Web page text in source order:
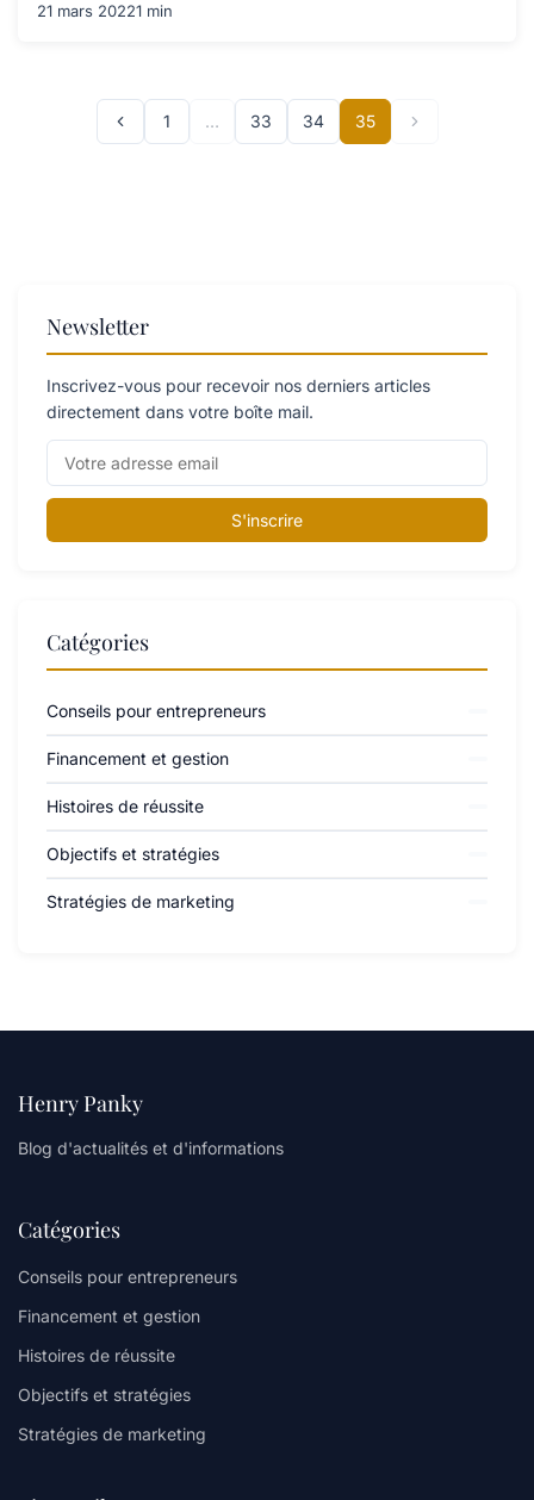
21 mars 20221 min
1 … 33 34 35
Newsletter
Inscrivez-vous pour recevoir nos derniers articles
directement dans votre boîte mail.
S'inscrire
Catégories
Conseils pour entrepreneurs
Financement et gestion
Histoires de réussite
Objectifs et stratégies
Stratégies de marketing
Henry Panky
Blog d'actualités et d'informations
Catégories
Conseils pour entrepreneurs
Financement et gestion
Histoires de réussite
Objectifs et stratégies
Stratégies de marketing